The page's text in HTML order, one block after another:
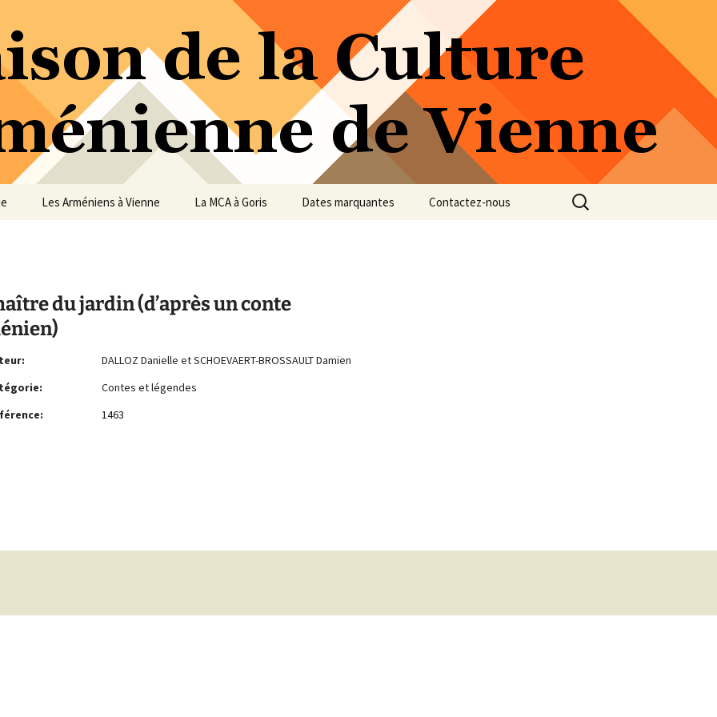
de Vienne
Les Arméniens à Vienne La MCA à Goris Dates marquantes Contactez-nous
Rechercher :
du jardin (d’après un conte
DALLOZ Danielle et SCHOEVAERT-BROSSAULT Damien
Contes et légendes
1463